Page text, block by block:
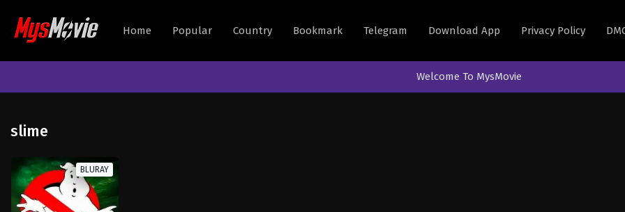
Home Popular Country Bookmark Telegram Download App Privacy Policy
Welcome To MysMovie
slime
BLURAY